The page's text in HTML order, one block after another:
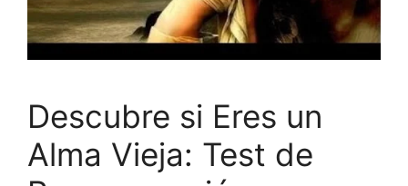
Descubre si Eres un
Alma Vieja: Test de